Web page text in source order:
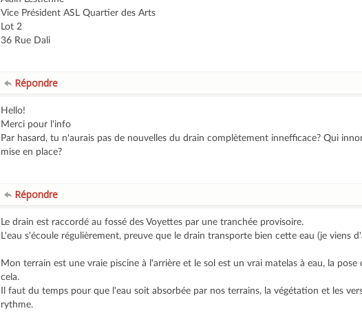
Vice Président ASL Quartier des Arts
Lot 2
36 Rue Dali
Répondre
Hello!
Merci pour l'info
Par hasard, tu n'aurais pas de nouvelles du drain complètement innefficace? Qui
mise en place?
Répondre
Le drain est raccordé au fossé des Voyettes par une tranchée provisoire.
L'eau s'écoule régulièrement, preuve que le drain transporte bien cette eau (je viens
Mon terrain est une vraie piscine à l'arrière et le sol est un vrai matelas à eau, la
cela.
Il faut du temps pour que l'eau soit absorbée par nos terrains, la végétation et les
rythme.